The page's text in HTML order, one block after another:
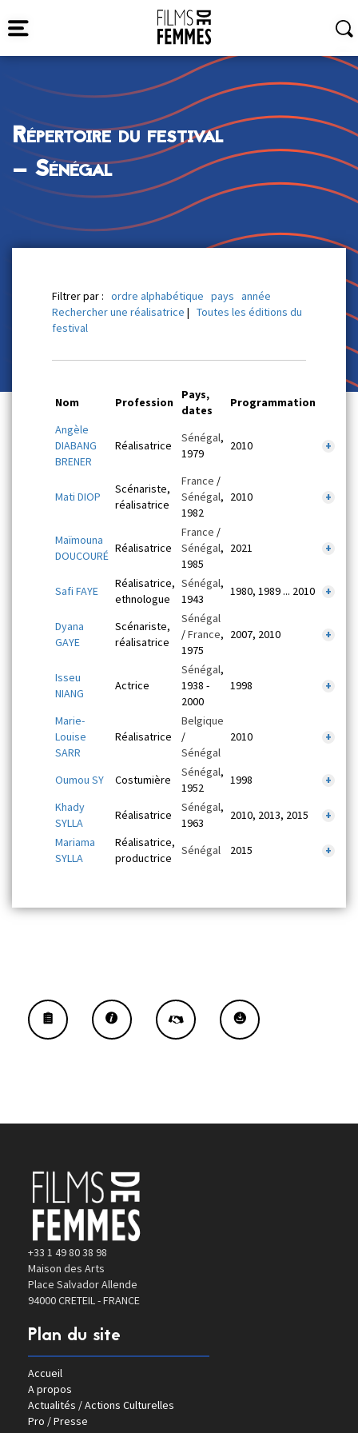
Répertoire du festival
— Sénégal
Filtrer par : ordre alphabétique pays année
Rechercher une réalisatrice | Toutes les éditions du
festival
Nom Profession
Pays,
dates
Programmation
Angèle
DIABANG
BRENER
Réalisatrice
Sénégal,
1979
2010 +
Mati DIOP
Scénariste,
réalisatrice
France /
Sénégal,
1982
2010 +
Maïmouna
DOUCOURÉ
Réalisatrice
France /
Sénégal,
1985
2021 +
Safi FAYE
Réalisatrice,
ethnologue
Sénégal,
1943
1980, 1989 ... 2010 +
Dyana
GAYE
Scénariste,
réalisatrice
Sénégal
/France,
1975
2007, 2010 +
Isseu
NIANG
Actrice
Sénégal,
1938 -
2000
1998 +
Marie-
Louise
SARR
Réalisatrice
Belgique
/
Sénégal
2010 +
Oumou SY Costumière
Sénégal,
1952
1998
+
Khady
SYLLA
Réalisatrice
Sénégal,
1963
2010, 2013, 2015
+
Mariama
SYLLA
Réalisatrice,
productrice
Sénégal 2015 +
+33 1 49 80 38 98
Maison des Arts
Place Salvador Allende
94000 CRETEIL - FRANCE
Plan du site
Accueil
A propos
Actualités / Actions Culturelles
Pro / Presse